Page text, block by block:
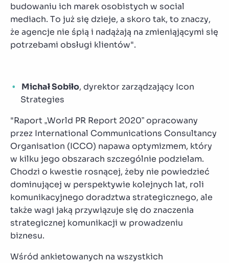
budowaniu ich marek osobistych w social
mediach. To już się dzieje, a skoro tak, to znaczy,
że agencje nie śpią i nadążają na zmieniąjącymi się
potrzebami obsługi klientów".
Michał Sobiło, dyrektor zarządzający Icon
Strategies
"Raport „World PR Report 2020” opracowany
przez International Communications Consultancy
Organisation (ICCO) napawa optymizmem, który
w kilku jego obszarach szczególnie podzielam.
Chodzi o kwestie rosnącej, żeby nie powiedzieć
dominującej w perspektywie kolejnych lat, roli
komunikacyjnego doradztwa strategicznego, ale
także wagi jaką przywiązuje się do znaczenia
strategicznej komunikacji w prowadzeniu
biznesu.
Wśród ankietowanych na wszystkich